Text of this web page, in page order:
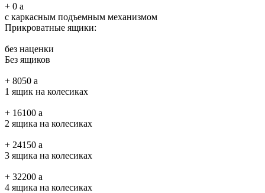
+ 0 a
с каркасным подъемным механизмом
Прикроватные ящики:
без наценки
Без ящиков
+ 8050 a
1 ящик на колесиках
+ 16100 a
2 ящика на колесиках
+ 24150 a
3 ящика на колесиках
+ 32200 a
4 ящика на колесиках